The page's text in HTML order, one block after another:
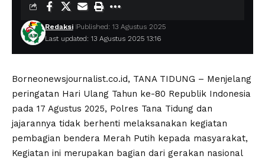
Last updated: 13 Agustus 2025 13:16
Redaksi Published: 13 Agustus 2025
Borneonewsjournalist.co.id, TANA TIDUNG – Menjelang
peringatan Hari Ulang Tahun ke-80 Republik Indonesia
pada 17 Agustus 2025, Polres Tana Tidung dan
jajarannya tidak berhenti melaksanakan kegiatan
pembagian bendera Merah Putih kepada masyarakat,
Kegiatan ini merupakan bagian dari gerakan nasional